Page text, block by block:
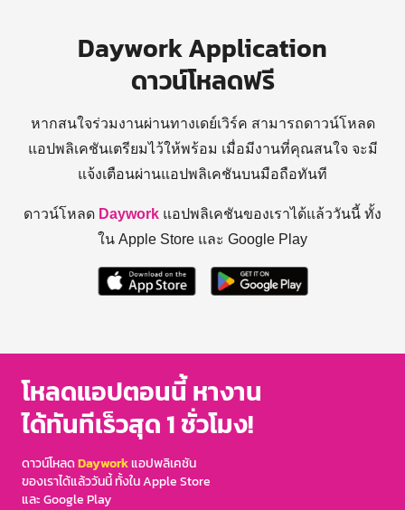
Daywork Application
ดาวน์โหลดฟรี
หากสนใจร่วมงานผ่านทางเดย์เวิร์ค สามารถดาวน์โหลด
แอปพลิเคชันเตรียมไว้ให้พร้อม เมื่อมีงานที่คุณสนใจ จะมี
แจ้งเตือนผ่านแอปพลิเคชันบนมือถือทันที
ดาวน์โหลด Daywork แอปพลิเคชันของเราได้แล้ววันนี้ ทั้ง
ใน Apple Store และ Google Play
โหลดแอปตอนนี้ หางาน
ได้ทันทีเร็วสุด 1 ชั่วโมง!
ดาวน์โหลดDayworkแอปพลิเคชัน
ของเราได้แล้ววันนี้ ทั้งใน Apple Store
และ Google Play